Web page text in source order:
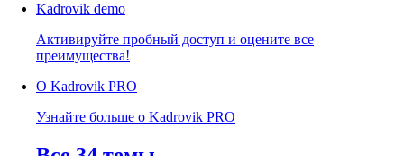
Kadrovik demo
Активируйте пробный доступ и оцените все
преимущества!
О Kadrovik PRO
Узнайте больше о Kadrovik PRO